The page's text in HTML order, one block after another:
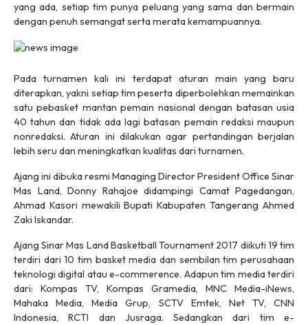
yang ada, setiap tim punya peluang yang sama dan bermain
dengan penuh semangat serta merata kemampuannya.
Pada turnamen kali ini terdapat aturan main yang baru
diterapkan, yakni setiap tim peserta diperbolehkan memainkan
satu pebasket mantan pemain nasional dengan batasan usia
40 tahun dan tidak ada lagi batasan pemain redaksi maupun
nonredaksi. Aturan ini dilakukan agar pertandingan berjalan
lebih seru dan meningkatkan kualitas dari turnamen.
Ajang ini dibuka resmi Managing Director President Office Sinar
Mas Land, Donny Rahajoe didampingi Camat Pagedangan,
Ahmad Kasori mewakili Bupati Kabupaten Tangerang Ahmed
Zaki Iskandar.
Ajang Sinar Mas Land Basketball Tournament 2017 diikuti 19 tim
terdiri dari 10 tim basket media dan sembilan tim perusahaan
teknologi digital atau e-commerence. Adapun tim media terdiri
dari: Kompas TV, Kompas Gramedia, MNC Media-iNews,
Mahaka Media, Media Grup, SCTV Emtek, Net TV, CNN
Indonesia, RCTI dan Jusraga. Sedangkan dari tim e-